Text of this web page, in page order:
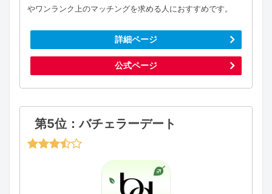
やワンランク上のマッチングを求める人におすすめです。
詳細ページ
公式ページ
第5位：バチェラーデート